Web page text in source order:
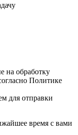
на обработку
Политике
для отправки
время с вами